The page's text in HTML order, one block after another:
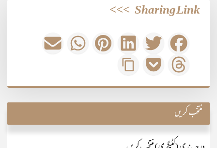
Sharing Link
>>>
منتخب کریں